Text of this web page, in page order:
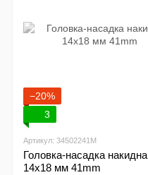
−20%
3
Артикул: 34502241M
Головка-насадка накидна
14х18 мм 41mm